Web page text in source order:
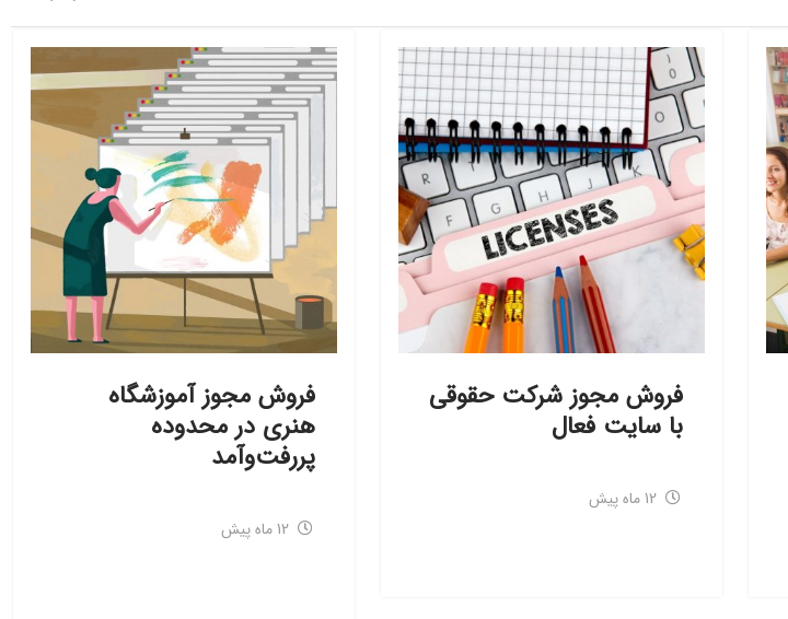
فروش مجوز شرکت حقوقی
با سایت فعال
12 ماه پیش
فروش مجوز آموزشگاه
هنری در محدوده
پررفت‌وآمد
12 ماه پیش